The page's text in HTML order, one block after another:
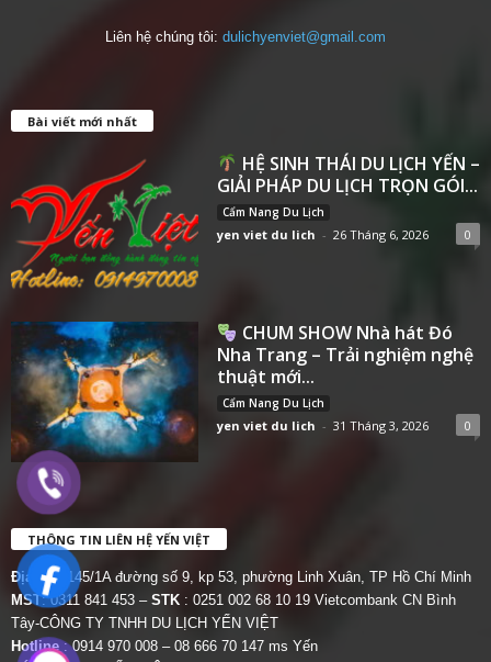
Liên hệ chúng tôi: dulichyenviet@gmail.com
Bài viết mới nhất
HỆ SINH THÁI DU LỊCH YẾN –
GIẢI PHÁP DU LỊCH TRỌN GÓI...
Cẩm Nang Du Lịch
yen viet du lich - 26 Tháng 6, 2026 0
CHUM SHOW Nhà hát Đó
Nha Trang – Trải nghiệm nghệ
thuật mới...
Cẩm Nang Du Lịch
yen viet du lich - 31 Tháng 3, 2026 0
THÔNG TIN LIÊN HỆ YẾN VIỆT
Địa chỉ: 145/1A đường số 9, kp 53, phường Linh Xuân, TP Hồ Chí Minh
MST: 0311 841 453 – STK : 0251 002 68 10 19 Vietcombank CN Bình
Tây-CÔNG TY TNHH DU LỊCH YẾN VIỆT
Hotline: 0914 970 008 – 08 666 70 147 ms Yến